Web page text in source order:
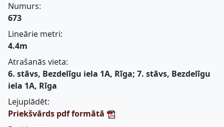
Numurs:
673
Lineārie metri:
4.4m
Atrašanās vieta:
6. stāvs, Bezdelīgu iela 1A, Rīga; 7. stāvs, Bezdelīgu
iela 1A, Rīga
Lejuplādēt:
Priekšvārds pdf formātā